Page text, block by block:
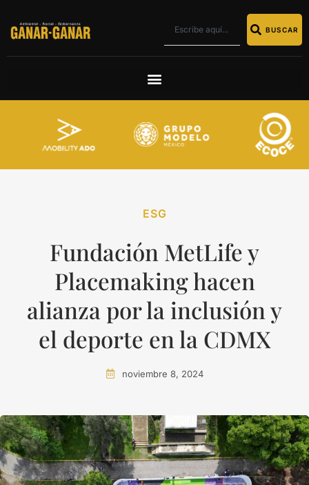
BUSCAR
ESG
Fundación MetLife y
Placemaking hacen
alianza por la inclusión y
el deporte en la CDMX
noviembre 8, 2024